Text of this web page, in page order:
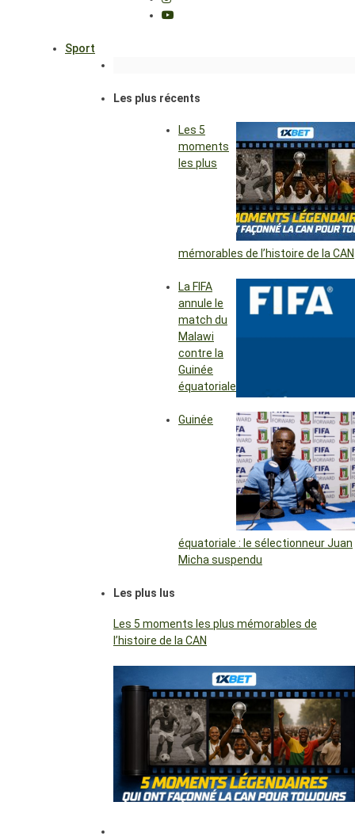
Sport
Les plus récents
Les 5
moments
les plus
mémorables de l’histoire de la CAN
La FIFA
annule le
match du
Malawi
contre la
Guinée
équatoriale
Guinée
équatoriale : le sélectionneur Juan
Micha suspendu
Les plus lus
Les 5 moments les plus mémorables de
l’histoire de la CAN